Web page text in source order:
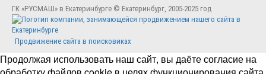
ГК «РУСМАШ» в Екатеринбурге © Екатеринбург, 2005-2025 год
Продвижение сайта в поисковиках
Продолжая использовать наш сайт, вы даёте согласие на